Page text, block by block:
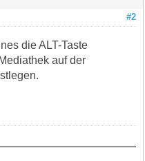
#2
die ALT-Taste
auf der